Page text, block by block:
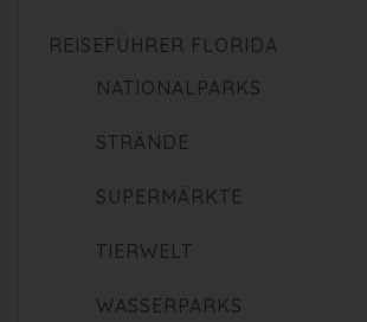
REISEFÜHRER FLORIDA
NATIONALPARKS
STRÄNDE
SUPERMÄRKTE
TIERWELT
WASSERPARKS